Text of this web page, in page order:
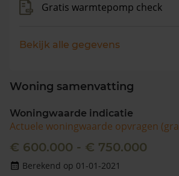
Gratis warmtepomp check
Bekijk alle gegevens
Woning samenvatting
Woningwaarde indicatie
Actuele woningwaarde opvragen
€ 600.000 - € 750.000
Berekend op 01-01-2021